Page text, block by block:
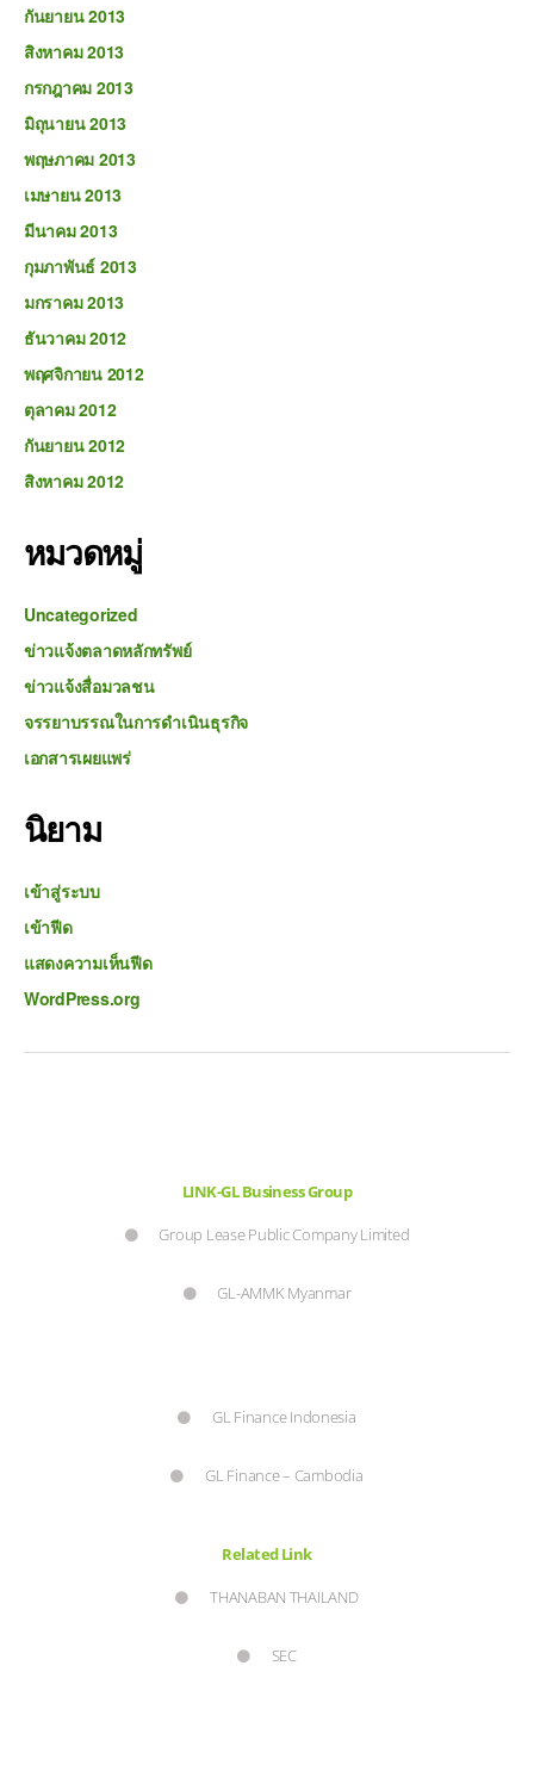
กันยายน 2013
สิงหาคม 2013
กรกฎาคม 2013
มิถุนายน 2013
พฤษภาคม 2013
เมษายน 2013
มีนาคม 2013
กุมภาพันธ์ 2013
มกราคม 2013
ธันวาคม 2012
พฤศจิกายน 2012
ตุลาคม 2012
กันยายน 2012
สิงหาคม 2012
หมวดหมู่
Uncategorized
ข่าวแจ้งตลาดหลักทรัพย์
ข่าวแจ้งสื่อมวลชน
จรรยาบรรณในการดำเนินธุรกิจ
เอกสารเผยแพร่
นิยาม
เข้าสู่ระบบ
เข้าฟีด
แสดงความเห็นฟีด
WordPress.org
LINK-GL Business Group
Group Lease Public Company Limited
GL-AMMK Myanmar
GL Finance Indonesia
GL Finance – Cambodia
Related Link
THANABAN THAILAND
SEC